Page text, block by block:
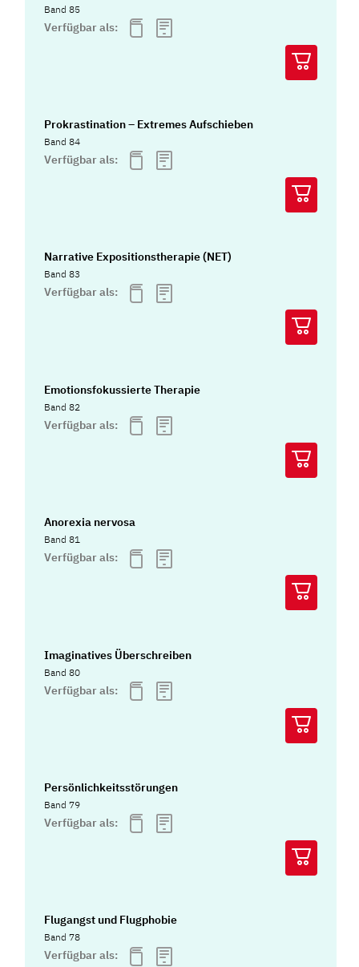
Band 85
Verfügbar als:
Prokrastination – Extremes Aufschieben
Band 84
Verfügbar als:
Narrative Expositionstherapie (NET)
Band 83
Verfügbar als:
Emotionsfokussierte Therapie
Band 82
Verfügbar als:
Anorexia nervosa
Band 81
Verfügbar als:
Imaginatives Überschreiben
Band 80
Verfügbar als:
Persönlichkeitsstörungen
Band 79
Verfügbar als:
Flugangst und Flugphobie
Band 78
Verfügbar als: